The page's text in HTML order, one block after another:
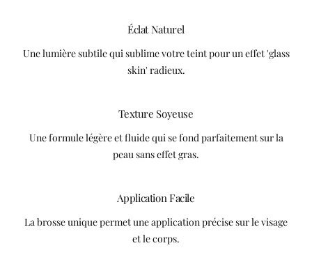
Éclat Naturel
Une lumière subtile qui sublime votre teint pour un effet 'glass
skin' radieux.
Texture Soyeuse
Une formule légère et fluide qui se fond parfaitement sur la
peau sans effet gras.
Application Facile
La brosse unique permet une application précise sur le visage
et le corps.